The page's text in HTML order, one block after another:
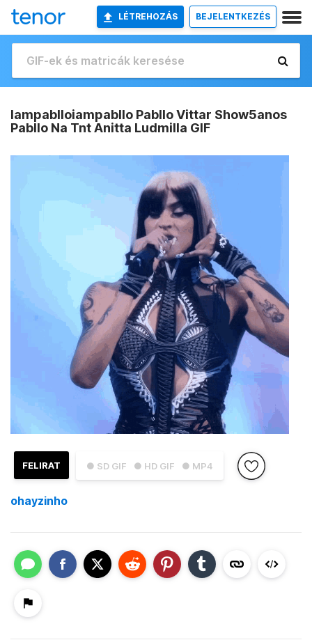
LÉTREHOZÁS BEJELENTKEZÉS
Iampablloiampabllo Pabllo Vittar Show5anos
Pabllo Na Tnt Anitta Ludmilla GIF
● SD GIF ● HD GIF ● MP4
FELIRAT
ohayzinho